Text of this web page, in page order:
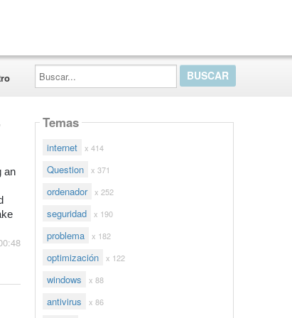
Buscar...
an
Temas
internet x 414
Question x 371
ordenador x 252
seguridad x 190
problema x 182
optimización x 122
windows x 88
antivirus x 86